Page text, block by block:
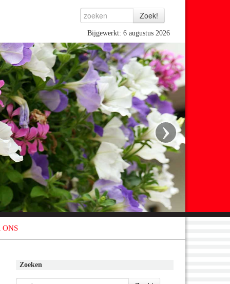
Bijgewerkt: 6 augustus 2026
›
ONS
Zoeken